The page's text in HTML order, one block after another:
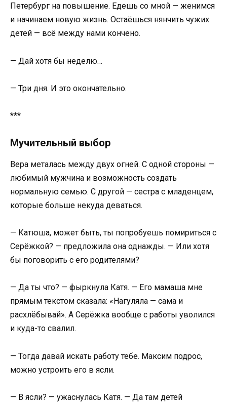
Петербург на повышение. Едешь со мной — женимся
и начинаем новую жизнь. Остаёшься нянчить чужих
детей — всё между нами кончено.
— Дай хотя бы неделю…
— Три дня. И это окончательно.
***
Мучительный выбор
Вера металась между двух огней. С одной стороны —
любимый мужчина и возможность создать
нормальную семью. С другой — сестра с младенцем,
которые больше некуда деваться.
— Катюша, может быть, ты попробуешь помириться с
Серёжкой? — предложила она однажды. — Или хотя
бы поговорить с его родителями?
— Да ты что? — фыркнула Катя. — Его мамаша мне
прямым текстом сказала: «Нагуляла — сама и
расхлёбывай». А Серёжка вообще с работы уволился
и куда-то свалил.
— Тогда давай искать работу тебе. Максим подрос,
можно устроить его в ясли.
— В ясли? — ужаснулась Катя. — Да там детей